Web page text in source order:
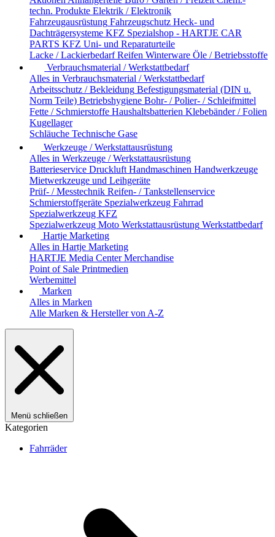
techn. Produkte Elektrik / Elektronik
Fahrzeugausrüstung Fahrzeugschutz Heck- und
Dachträgersysteme KFZ Spezialshop - HARTJE CAR
PARTS KFZ Uni- und Reparaturteile
Lacke / Lackierbedarf Reifen Winterware Öle / Betriebsstoffe
Verbrauchsmaterial / Werkstattbedarf
Alles in Verbrauchsmaterial / Werkstattbedarf
Arbeitsschutz / Bekleidung Befestigungsmaterial (DIN u.
Norm Teile) Betriebshygiene Bohr- / Polier- / Schleifmittel
Fette / Schmierstoffe Haushaltsbatterien Klebebänder / Folien
Kugellager
Schläuche Technische Gase
Werkzeuge / Werkstattausrüstung
Alles in Werkzeuge / Werkstattausrüstung
Batterieservice Druckluft Handmaschinen Handwerkzeuge
Mietwerkzeuge und Leihgeräte
Prüf- / Messtechnik Reifen- / Tankstellenservice
Schmierstoffgeräte Spezialwerkzeug Fahrrad
Spezialwerkzeug KFZ
Spezialwerkzeug Moto Werkstattausrüstung Werkstattbedarf
Hartje Marketing
Alles in Hartje Marketing
HARTJE Media Center Merchandise
Point of Sale Printmedien
Werbemittel
Marken
Alles in Marken
Alle Marken & Hersteller von A-Z
Menü schließen
Kategorien
Fahrräder